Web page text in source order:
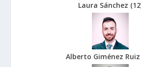
Laura Sánchez (12
Alberto Giménez Ruiz